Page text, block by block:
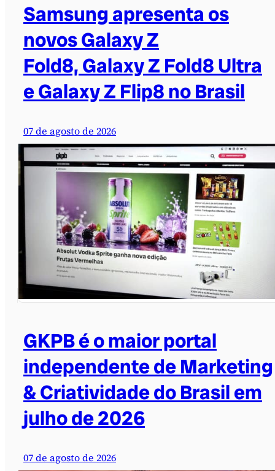
Samsung apresenta os
novos Galaxy Z
Fold8, Galaxy Z Fold8 Ultra
e Galaxy Z Flip8 no Brasil
07 de agosto de 2026
GKPB é o maior portal
independente de Marketing
& Criatividade do Brasil em
julho de 2026
07 de agosto de 2026